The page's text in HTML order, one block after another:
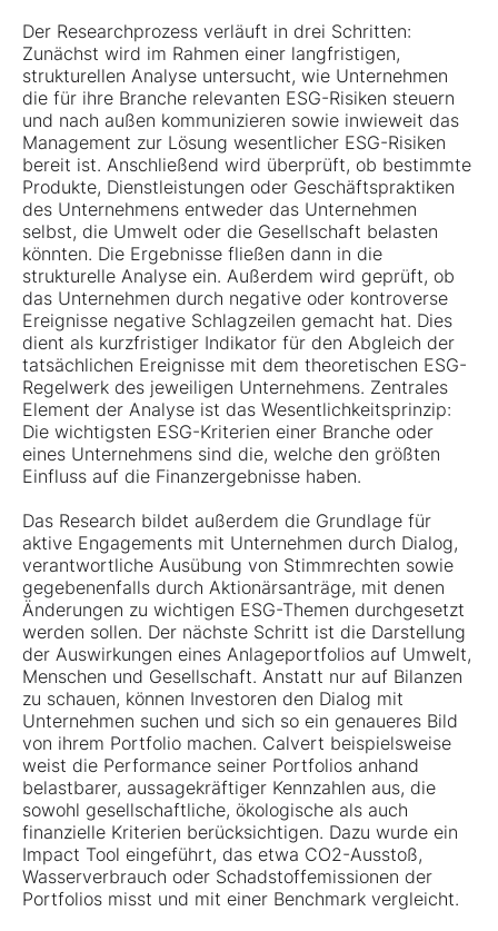
Der Researchprozess verläuft in drei Schritten:
Zunächst wird im Rahmen einer langfristigen,
strukturellen Analyse untersucht, wie Unternehmen
die für ihre Branche relevanten ESG-Risiken steuern
und nach außen kommunizieren sowie inwieweit das
Management zur Lösung wesentlicher ESG-Risiken
bereit ist. Anschließend wird überprüft, ob bestimmte
Produkte, Dienstleistungen oder Geschäftspraktiken
des Unternehmens entweder das Unternehmen
selbst, die Umwelt oder die Gesellschaft belasten
könnten. Die Ergebnisse fließen dann in die
strukturelle Analyse ein. Außerdem wird geprüft, ob
das Unternehmen durch negative oder kontroverse
Ereignisse negative Schlagzeilen gemacht hat. Dies
dient als kurzfristiger Indikator für den Abgleich der
tatsächlichen Ereignisse mit dem theoretischen ESG-
Regelwerk des jeweiligen Unternehmens. Zentrales
Element der Analyse ist das Wesentlichkeitsprinzip:
Die wichtigsten ESG-Kriterien einer Branche oder
eines Unternehmens sind die, welche den größten
Einfluss auf die Finanzergebnisse haben.
Das Research bildet außerdem die Grundlage für
aktive Engagements mit Unternehmen durch Dialog,
verantwortliche Ausübung von Stimmrechten sowie
gegebenenfalls durch Aktionärsanträge, mit denen
Änderungen zu wichtigen ESG-Themen durchgesetzt
werden sollen. Der nächste Schritt ist die Darstellung
der Auswirkungen eines Anlageportfolios auf Umwelt,
Menschen und Gesellschaft. Anstatt nur auf Bilanzen
zu schauen, können Investoren den Dialog mit
Unternehmen suchen und sich so ein genaueres Bild
von ihrem Portfolio machen. Calvert beispielsweise
weist die Performance seiner Portfolios anhand
belastbarer, aussagekräftiger Kennzahlen aus, die
sowohl gesellschaftliche, ökologische als auch
finanzielle Kriterien berücksichtigen. Dazu wurde ein
Impact Tool eingeführt, das etwa CO2-Ausstoß,
Wasserverbrauch oder Schadstoffemissionen der
Portfolios misst und mit einer Benchmark vergleicht.